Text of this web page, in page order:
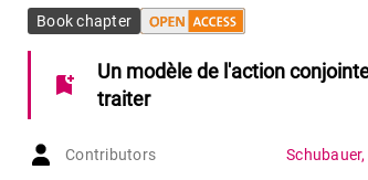
Book chapter
bookmark_add
Un modèle de l'action
traiter
Contributors Schubauer,